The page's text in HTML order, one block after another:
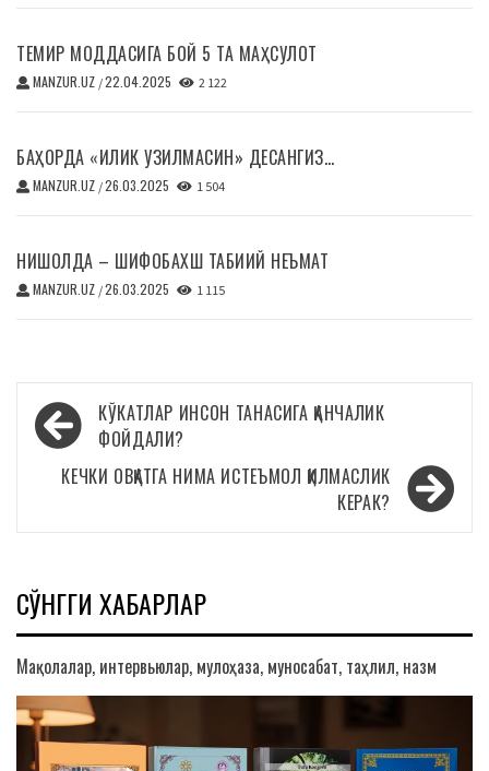
ТЕМИР МОДДАСИГА БОЙ 5 ТА МАҲСУЛОТ
MANZUR.UZ /22.04.2025 2 122
БАҲОРДА «ИЛИК УЗИЛМАСИН» ДЕСАНГИЗ…
MANZUR.UZ /26.03.2025 1 504
НИШОЛДА – ШИФОБАХШ ТАБИИЙ НЕЪМАТ
MANZUR.UZ /26.03.2025 1 115
Навигация
по
записям
КЎКАТЛАР ИНСОН ТАНАСИГА ҚАНЧАЛИК
ФОЙДАЛИ?
КЕЧКИ ОВҚАТГА НИМА ИСТЕЪМОЛ ҚИЛМАСЛИК
КЕРАК?
СЎНГГИ ХАБАРЛАР
Мақолалар, интервьюлар, мулоҳаза, муносабат, таҳлил, назм